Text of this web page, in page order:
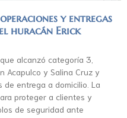
y entregas
huracán Erick
alcanzó categoría 3,
Acapulco y Salina Cruz y
entrega a domicilio. La
proteger a clientes y
de seguridad ante